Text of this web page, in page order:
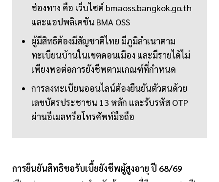
ช่องทาง คือ เว็บไซต์ bmaoss.bangkok.go.th
และแอปพลิเคชัน BMA OSS
ผู้มีสิทธิต้องมีสัญชาติไทย มีภูมิลำเนาตาม
ทะเบียนบ้านในเขตดอนเมือง และมีรายได้ไม่
เพียงพอต่อการยังชีพตามเกณฑ์ที่กำหนด
การลงทะเบียนออนไลน์ต้องยืนยันตัวตนด้วย
เลขบัตรประชาชน 13 หลัก และรับรหัส OTP
ผ่านอีเมลหรือโทรศัพท์มือถือ
การยืนยันสิทธิขอรับเบี้ยยังชีพผู้สูงอายุ ปี 68/69